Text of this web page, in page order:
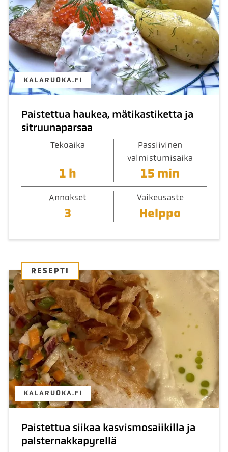
KALARUOKA.FI
Paistettua haukea, mätikastiketta ja
sitruunaparsaa
Tekoaika
1 h
Passiivinen
valmistumisaika
15 min
Annokset
3
Vaikeusaste
Helppo
RESEPTI
KALARUOKA.FI
Paistettua siikaa kasvismosaiikilla ja
palsternakkapyrellä